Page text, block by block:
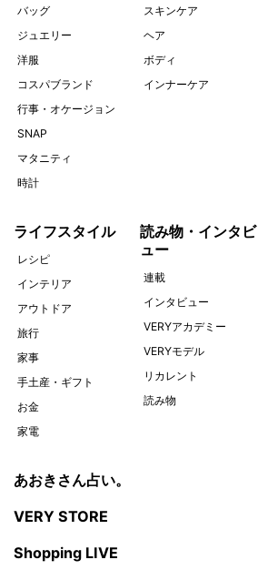
バッグ
ジュエリー
洋服
コスパブランド
行事・オケージョン
SNAP
マタニティ
時計
スキンケア
ヘア
ボディ
インナーケア
ライフスタイル
レシピ
インテリア
アウトドア
旅行
家事
手土産・ギフト
お金
家電
読み物・インタビ
ュー
連載
インタビュー
VERYアカデミー
VERYモデル
リカレント
読み物
あおきさん占い。
VERY STORE
Shopping LIVE